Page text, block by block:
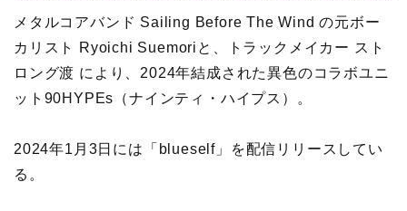
メタルコアバンド Sailing Before The Wind の元ボー
カリスト Ryoichi Suemoriと、トラックメイカー スト
ロング渡 により、2024年結成された異色のコラボユニ
ット90HYPEs（ナインティ・ハイプス）。
2024年1月3日には「blueself」を配信リリースしてい
る。